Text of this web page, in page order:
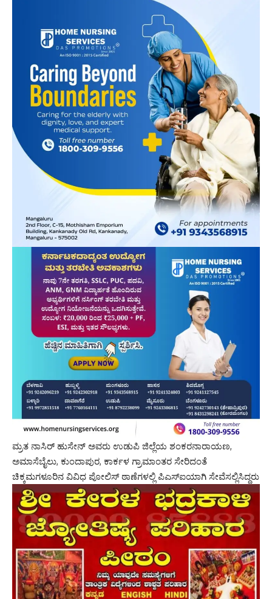
ಮ್ರತ ನಾಸಿರ್ ಹುಸೇನ್ ಅವರು ಉಡುಪಿ ಜಿಲ್ಲೆಯ ಶಂಕರನಾರಾಯಣ,
ಅಮಾಸೆಬೈಲು, ಕುಂದಾಪುರ, ಕಾರ್ಕಳ ಗ್ರಾಮಾಂತರ ಸೇರಿದಂತೆ
ಚಿಕ್ಕಮಗಳೂರಿನ ವಿವಿಧ ಪೋಲಿಸ್ ಠಾಣೆಗಳಲ್ಲಿ ಪಿಎಸ್ಐಯಾಗಿ ಸೇವೆಸಲ್ಲಿಸಿದ್ದರು